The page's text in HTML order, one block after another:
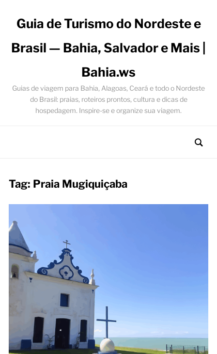
Guia de Turismo do Nordeste e
Brasil — Bahia, Salvador e Mais |
Bahia.ws
Guias de viagem para Bahia, Alagoas, Ceará e todo o Nordeste
do Brasil: praias, roteiros prontos, cultura e dicas de
hospedagem. Inspire-se e organize sua viagem.
Tag: Praia Mugiquiçaba